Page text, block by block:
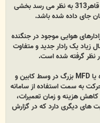
با توجه به طول و عرض کم دماغه قاهر313 به نظر می رسد بخشی
جای داده شده باشد.
شکل آنتن رادارهای هوایی موجود در جنگنده
زیاد یک رادار جدید و متفاوت
نظر گرفته شده است.
استفاده از دو نمایشگر چند منظوره یا MFD بزرگ در وسط کابین و
به سمت استفاده از سامانه
هزینه و زمان تعمیرات،
های دیگری دارد که در گزارش